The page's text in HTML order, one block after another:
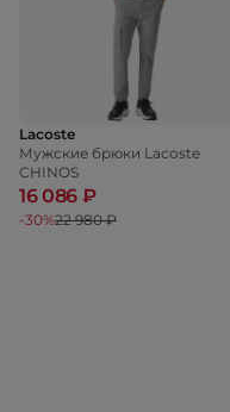
Lacoste
Мужские брюки Lacoste
CHINOS
16 086 ₽
-30%22 980 ₽